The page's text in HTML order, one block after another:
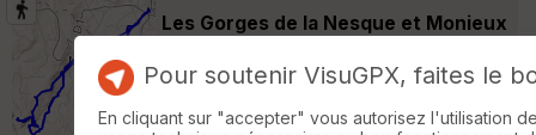
Les Gorges de la Nesque et Monieux
25 km
Monieux - Gorges de la Nesque - Belvédère
Pour soutenir VisuGPX, faites le
En cliquant sur "accepter" vous autorisez l'utilisation